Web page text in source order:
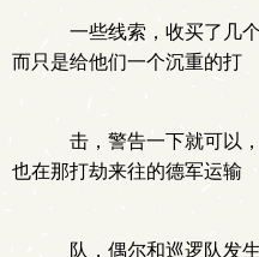
一些线索，收买了几
而只是给他们一个沉重的打
击，警告一下就可以
也在那打劫来往的德军运输
队，偶尔和巡逻队发生